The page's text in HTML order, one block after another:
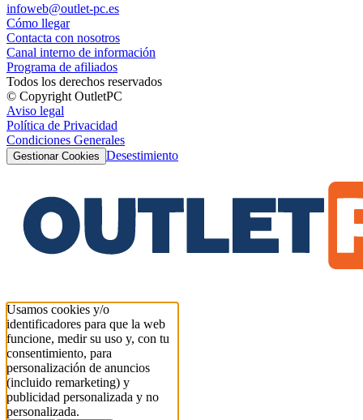
infoweb@outlet-pc.es
Cómo llegar
Contacta con nosotros
Canal interno de información
Programa de afiliados
Todos los derechos reservados
© Copyright OutletPC
Aviso legal
Política de Privacidad
Condiciones Generales
Gestionar Cookies Desestimiento
Usamos cookies y/o
identificadores para que la web
funcione, medir su uso y, con tu
consentimiento, para
personalización de anuncios
(incluido remarketing) y
publicidad personalizada y no
personalizada.